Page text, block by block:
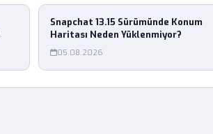
Snapchat 13.15 Sürümünde Konum
Haritası Neden Yüklenmiyor?
05.08.2026